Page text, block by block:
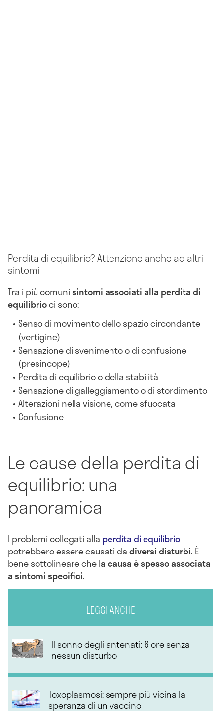
Perdita di equilibrio? Attenzione anche ad altri
sintomi
Tra i più comunisintomi associati alla perdita di
equilibrioci sono:
Senso di movimento dello spazio circondante
(vertigine)
Sensazione di svenimento o di confusione
(presincope)
Perdita di equilibrio o della stabilità
Sensazione di galleggiamento o di stordimento
Alterazioni nella visione, come sfuocata
Confusione
Le cause della perdita di
equilibrio: una
panoramica
I problemi collegati alla perdita di equilibrio
potrebbero essere causati dadiversi disturbi. È
bene sottolineare che la causa è spesso associata
a sintomi specifici.
LEGGI ANCHE
Il sonno degli antenati: 6 ore senza
nessun disturbo
Toxoplasmosi: sempre più vicina la
speranza di un vaccino